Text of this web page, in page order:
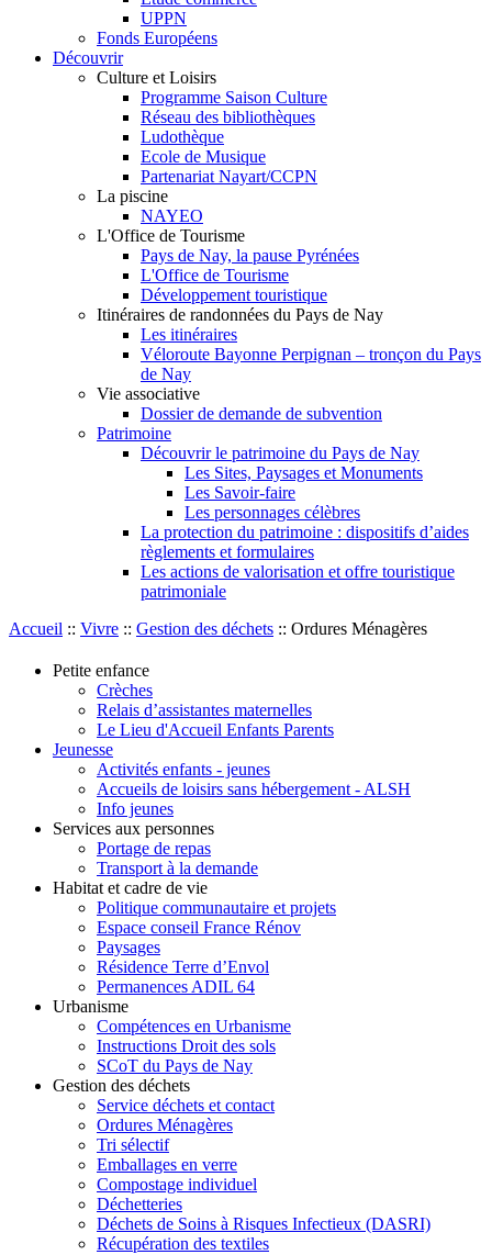
UPPN
Fonds Européens
Découvrir
Culture et Loisirs
Programme Saison Culture
Réseau des bibliothèques
Ludothèque
Ecole de Musique
Partenariat Nayart/CCPN
La piscine
NAYEO
L'Office de Tourisme
Pays de Nay, la pause Pyrénées
L'Office de Tourisme
Développement touristique
Itinéraires de randonnées du Pays de Nay
Les itinéraires
Véloroute Bayonne Perpignan – tronçon du Pays
de Nay
Vie associative
Dossier de demande de subvention
Patrimoine
Découvrir le patrimoine du Pays de Nay
Les Sites, Paysages et Monuments
Les Savoir-faire
Les personnages célèbres
La protection du patrimoine : dispositifs d’aides
règlements et formulaires
Les actions de valorisation et offre touristique
patrimoniale
Accueil :: Vivre :: Gestion des déchets :: Ordures Ménagères
Petite enfance
Crèches
Relais d’assistantes maternelles
Le Lieu d'Accueil Enfants Parents
Jeunesse
Activités enfants - jeunes
Accueils de loisirs sans hébergement - ALSH
Info jeunes
Services aux personnes
Portage de repas
Transport à la demande
Habitat et cadre de vie
Politique communautaire et projets
Espace conseil France Rénov
Paysages
Résidence Terre d’Envol
Permanences ADIL 64
Urbanisme
Compétences en Urbanisme
Instructions Droit des sols
SCoT du Pays de Nay
Gestion des déchets
Service déchets et contact
Ordures Ménagères
Tri sélectif
Emballages en verre
Compostage individuel
Déchetteries
Déchets de Soins à Risques Infectieux (DASRI)
Récupération des textiles